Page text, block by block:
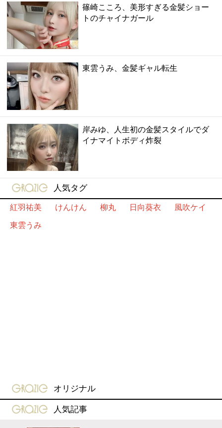
篠崎こころ、美形すぎる金髪ショー
トのチャイナガール
東雲うみ、金髪ギャル転生
岸みゆ、人生初の金髪スタイルでダ
イナマイトボディ炸裂
gravure-grazie
人気タグ
紅羽祐美
けんけん 柳丸 日向葵衣
風吹ケイ
東雲うみ
gravure-grazie
オリジナル
gravure-grazie
人気記事